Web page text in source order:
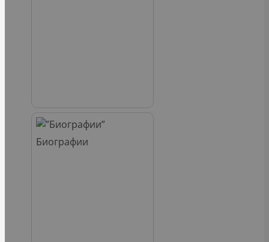
Биографии